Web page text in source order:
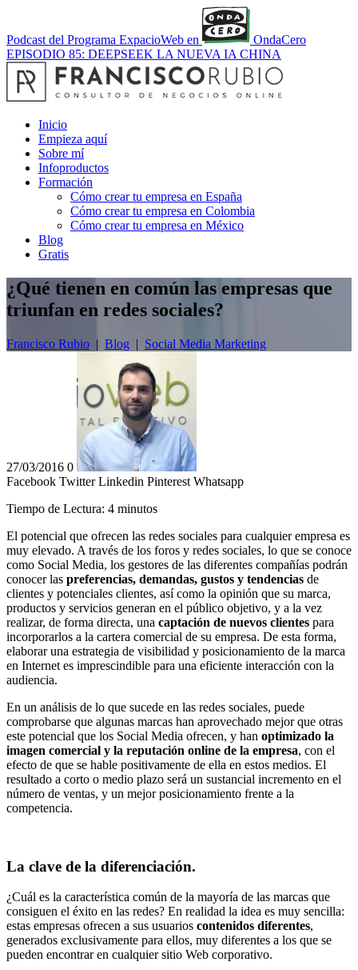
Podcast del Programa ExpacioWeb en
OndaCero
EPISODIO 85: DEEPSEEK LA NUEVA IA CHINA
Inicio
Empieza aquí
Sobre mí
Infoproductos
Formación
Cómo crear tu empresa en España
Cómo crear tu empresa en Colombia
Cómo crear tu empresa en México
Blog
Gratis
¿Qué tienen en común las empresas que
triunfan en redes sociales?
Francisco Rubio | Blog | Social Media Marketing
27/03/2016 0
Facebook Twitter Linkedin Pinterest Whatsapp
Tiempo de Lectura: 4 minutos
El potencial que ofrecen las redes sociales para cualquier empresa es
muy elevado. A través de los foros y redes sociales, lo que se conoce
como Social Media, los gestores de las diferentes compañías podrán
conocer las preferencias, demandas, gustos y tendencias de
clientes y potenciales clientes, así como la opinión que su marca,
productos y servicios generan en el público objetivo, y a la vez
realizar, de forma directa, una captación de nuevos clientes para
incorporarlos a la cartera comercial de su empresa. De esta forma,
elaborar una estrategia de visibilidad y posicionamiento de la marca
en Internet es imprescindible para una eficiente interacción con la
audiencia.
En un análisis de lo que sucede en las redes sociales, puede
comprobarse que algunas marcas han aprovechado mejor que otras
este potencial que los Social Media ofrecen, y han optimizado la
imagen comercial y la reputación online de la empresa, con el
efecto de que se hable positivamente de ella en estos medios. El
resultado a corto o medio plazo será un sustancial incremento en el
número de ventas, y un mejor posicionamiento frente a la
competencia.
La clave de la diferenciación.
¿Cuál es la característica común de la mayoría de las marcas que
consiguen el éxito en las redes? En realidad la idea es muy sencilla:
estas empresas ofrecen a sus usuarios contenidos diferentes,
generados exclusivamente para ellos, muy diferentes a los que se
pueden encontrar en cualquier sitio Web corporativo.